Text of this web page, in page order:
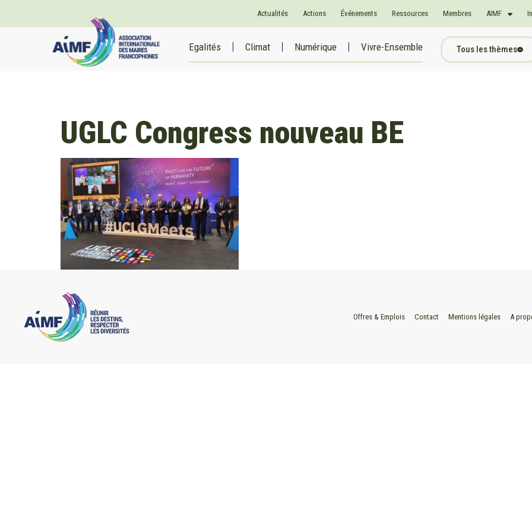
Actualités Actions Événements Ressources Membres AIMF
Egalités Climat Numérique Vivre-Ensemble Tous les thèmes
UGLC Congress nouveau BE
Offres & Emplois Contact Mentions légales A